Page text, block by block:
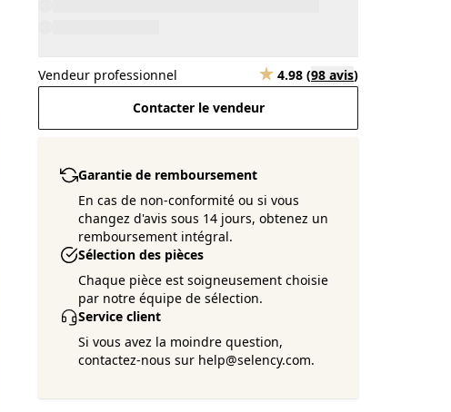
Vendeur professionnel 4.98 (98 avis)
Contacter le vendeur
Garantie de remboursement
En cas de non-conformité ou si vous
changez d'avis sous 14 jours, obtenez un
remboursement intégral.
Sélection des pièces
Chaque pièce est soigneusement choisie
par notre équipe de sélection.
Service client
Si vous avez la moindre question,
contactez-nous sur help@selency.com.